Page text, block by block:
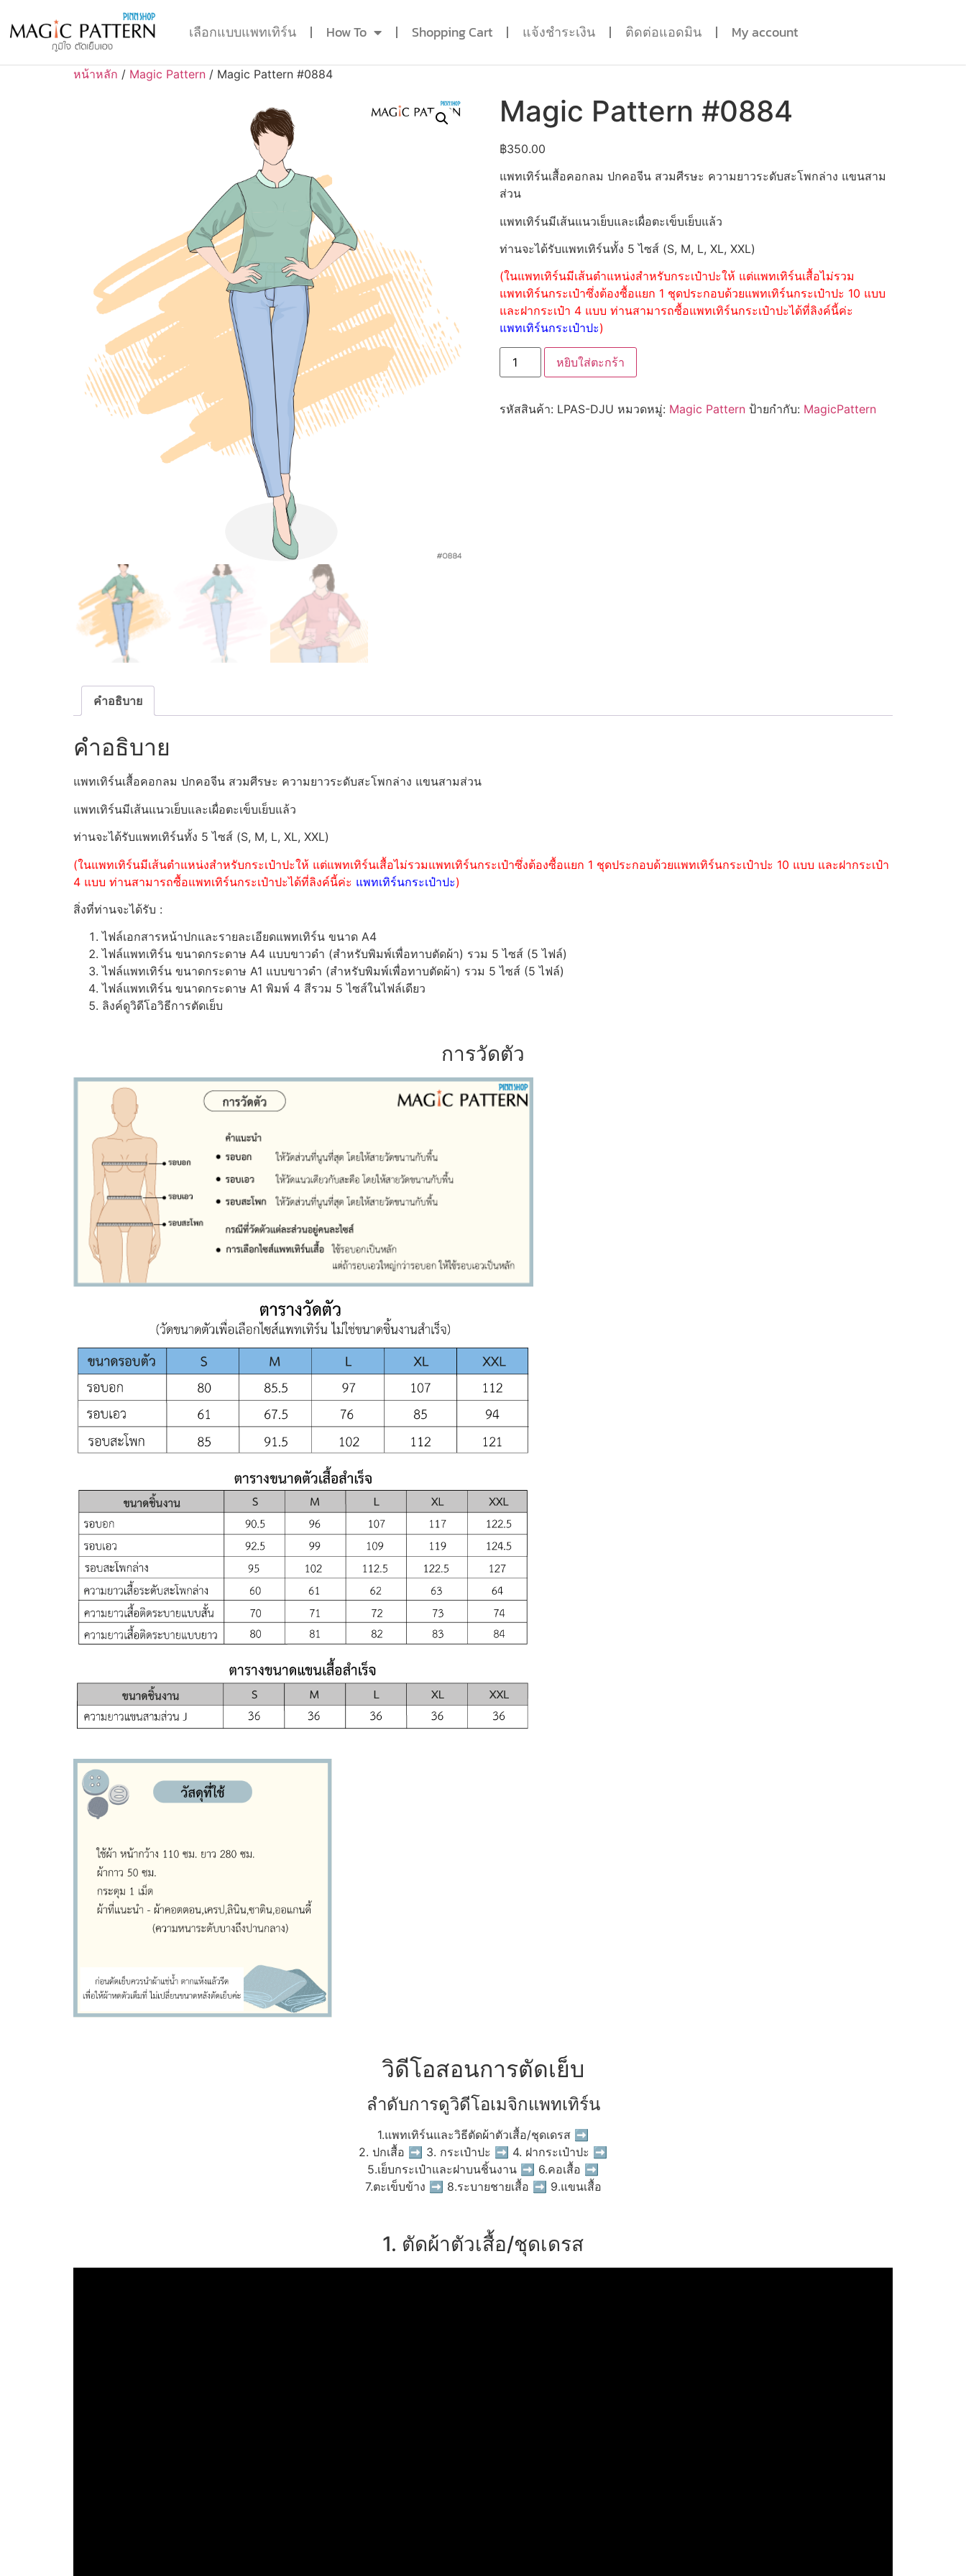
เลือกแบบแพทเทิร์น How To Shopping Cart แจ้งชำระเงิน ติดต่อแอดมิน My account
หน้าหลัก / Magic Pattern / Magic Pattern #0884
Magic Pattern #0884
฿350.00
แพทเทิร์นเสื้อคอกลม ปกคอจีน สวมศีรษะ ความยาวระดับสะโพกล่าง แขนสาม
ส่วน
แพทเทิร์นมีเส้นแนวเย็บและเผื่อตะเข็บเย็บแล้ว
ท่านจะได้รับแพทเทิร์นทั้ง 5 ไซส์ (S, M, L, XL, XXL)
(ในแพทเทิร์นมีเส้นตำแหน่งสำหรับกระเป๋าปะให้ แต่แพทเทิร์นเสื้อไม่รวม
แพทเทิร์นกระเป๋าซึ่งต้องซื้อแยก 1 ชุดประกอบด้วยแพทเทิร์นกระเป๋าปะ 10 แบบ
และฝากระเป๋า 4 แบบ ท่านสามารถซื้อแพทเทิร์นกระเป๋าปะได้ที่ลิงค์นี้ค่ะ
แพทเทิร์นกระเป๋าปะ)
หยิบใส่ตะกร้า
รหัสสินค้า: LPAS-DJU หมวดหมู่: Magic Pattern ป้ายกำกับ: MagicPattern
คำอธิบาย
คำอธิบาย
แพทเทิร์นเสื้อคอกลม ปกคอจีน สวมศีรษะ ความยาวระดับสะโพกล่าง แขนสามส่วน
แพทเทิร์นมีเส้นแนวเย็บและเผื่อตะเข็บเย็บแล้ว
ท่านจะได้รับแพทเทิร์นทั้ง 5 ไซส์ (S, M, L, XL, XXL)
(ในแพทเทิร์นมีเส้นตำแหน่งสำหรับกระเป๋าปะให้ แต่แพทเทิร์นเสื้อไม่รวมแพทเทิร์นกระเป๋าซึ่งต้องซื้อแยก 1 ชุดประกอบด้วยแพทเทิร์นกระเป๋าปะ 10 แบบ และฝากระเป๋า
4 แบบ ท่านสามารถซื้อแพทเทิร์นกระเป๋าปะได้ที่ลิงค์นี้ค่ะ แพทเทิร์นกระเป๋าปะ)
สิ่งที่ท่านจะได้รับ :
ไฟล์เอกสารหน้าปกและรายละเอียดแพทเทิร์น ขนาด A4
ไฟล์แพทเทิร์น ขนาดกระดาษ A4 แบบขาวดำ (สำหรับพิมพ์เพื่อทาบตัดผ้า) รวม 5 ไซส์ (5 ไฟล์)
ไฟล์แพทเทิร์น ขนาดกระดาษ A1 แบบขาวดำ (สำหรับพิมพ์เพื่อทาบตัดผ้า) รวม 5 ไซส์ (5 ไฟล์)
ไฟล์แพทเทิร์น ขนาดกระดาษ A1 พิมพ์ 4 สีรวม 5 ไซส์ในไฟล์เดียว
ลิงค์ดูวิดีโอวิธีการตัดเย็บ
การวัดตัว
วิดีโอสอนการตัดเย็บ
ลำดับการดูวิดีโอเมจิกแพทเทิร์น
1.แพทเทิร์นและวิธีตัดผ้าตัวเสื้อ/ชุดเดรส ➡
2. ปกเสื้อ ➡ 3. กระเป๋าปะ ➡ 4. ฝากระเป๋าปะ ➡
5.เย็บกระเป๋าและฝาบนชิ้นงาน ➡ 6.คอเสื้อ ➡
7.ตะเข็บข้าง ➡ 8.ระบายชายเสื้อ ➡ 9.แขนเสื้อ
1. ตัดผ้าตัวเสื้อ/ชุดเดรส